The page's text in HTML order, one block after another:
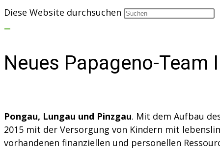
Diese Website durchsuchen
Neues Papageno-Team
Pongau, Lungau und Pinzgau. Mit dem Aufbau
2015 mit der Versorgung von Kindern mit
vorhandenen finanziellen und personellen